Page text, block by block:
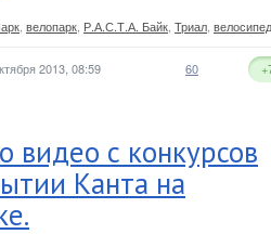
велопарк Р.А.С.Т.А. Байк Триал велосипед
2013, 08:59 60
видео с конкурсов
Канта на